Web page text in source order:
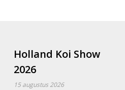
Holland Koi Show
2026
15 augustus 2026